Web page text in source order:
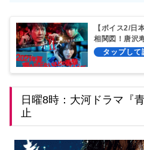
【ボイス2/日
相関図！唐沢
覧
日曜8時：大河ドラマ『
止